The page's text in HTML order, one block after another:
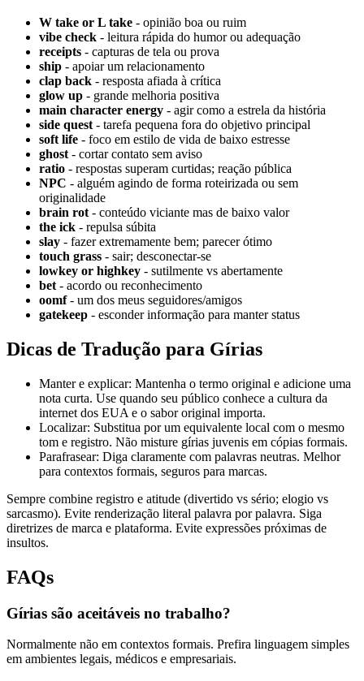
W take or L take - opinião boa ou ruim
vibe check - leitura rápida do humor ou adequação
receipts - capturas de tela ou prova
ship - apoiar um relacionamento
clap back - resposta afiada à crítica
glow up - grande melhoria positiva
main character energy - agir como a estrela da história
side quest - tarefa pequena fora do objetivo principal
soft life - foco em estilo de vida de baixo estresse
ghost - cortar contato sem aviso
ratio - respostas superam curtidas; reação pública
NPC - alguém agindo de forma roteirizada ou sem
originalidade
brain rot - conteúdo viciante mas de baixo valor
the ick - repulsa súbita
slay - fazer extremamente bem; parecer ótimo
touch grass - sair; desconectar-se
lowkey or highkey - sutilmente vs abertamente
bet - acordo ou reconhecimento
oomf- um dos meus seguidores/amigos
gatekeep - esconder informação para manter status
Dicas de Tradução para Gírias
Manter e explicar: Mantenha o termo original e adicione uma
nota curta. Use quando seu público conhece a cultura da
internet dos EUA e o sabor original importa.
Localizar: Substitua por um equivalente local com o mesmo
tom e registro. Não misture gírias juvenis em cópias formais.
Parafrasear: Diga claramente com palavras neutras. Melhor
para contextos formais, seguros para marcas.
Sempre combine registro e atitude (divertido vs sério; elogio vs
sarcasmo). Evite renderização literal palavra por palavra. Siga
diretrizes de marca e plataforma. Evite expressões próximas de
insultos.
FAQs
Gírias são aceitáveis no trabalho?
Normalmente não em contextos formais. Prefira linguagem simples
em ambientes legais, médicos e empresariais.